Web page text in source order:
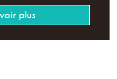
plus